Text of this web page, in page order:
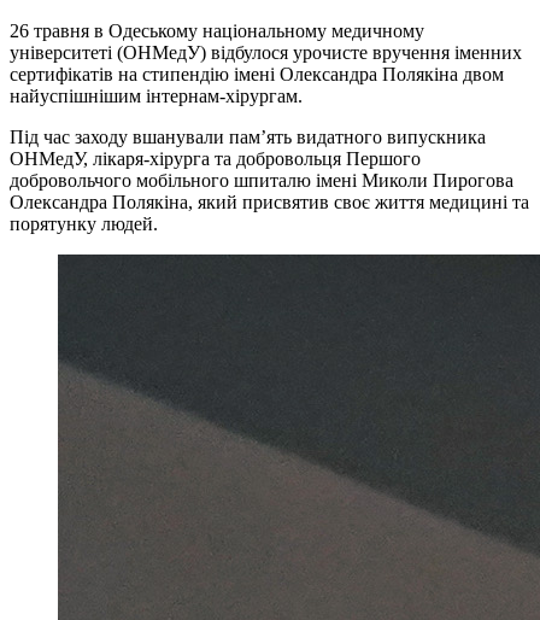
26 травня в Одеському національному медичному
університеті (ОНМедУ) відбулося урочисте вручення іменних
сертифікатів на стипендію імені Олександра Полякіна двом
найуспішнішим інтернам-хірургам.
Під час заходу вшанували пам’ять видатного випускника
ОНМедУ, лікаря-хірурга та добровольця Першого
добровольчого мобільного шпиталю імені Миколи Пирогова
Олександра Полякіна, який присвятив своє життя медицині та
порятунку людей.